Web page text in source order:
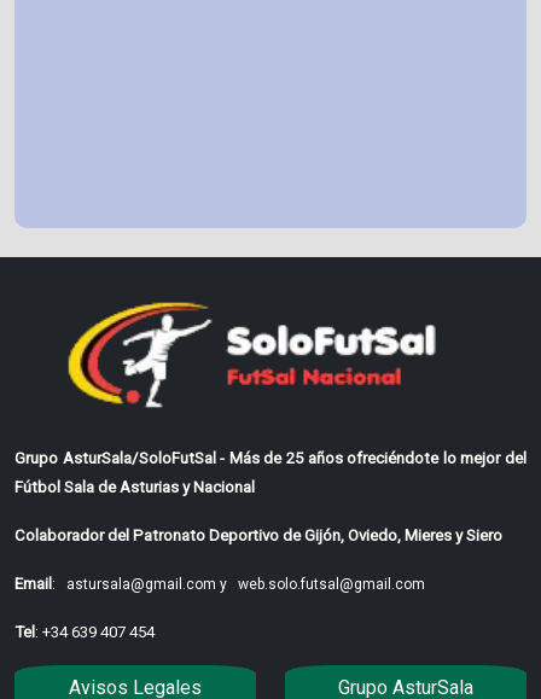
Grupo AsturSala/SoloFutSal - Más de 25 años ofreciéndote lo mejor del
Fútbol Sala de Asturias y Nacional
Colaborador del Patronato Deportivo de Gijón, Oviedo, Mieres y Siero
Email: astursala@gmail.com y web.solo.futsal@gmail.com
Tel: +34 639 407 454
Avisos Legales Grupo AsturSala